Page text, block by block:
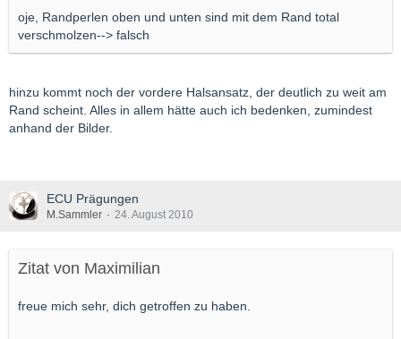
oje, Randperlen oben und unten sind mit dem Rand total
verschmolzen--> falsch
hinzu kommt noch der vordere Halsansatz, der deutlich zu weit am
Rand scheint. Alles in allem hätte auch ich bedenken, zumindest
anhand der Bilder.
ECU Prägungen
M.Sammler 24. August 2010
Zitat von Maximilian
freue mich sehr, dich getroffen zu haben.